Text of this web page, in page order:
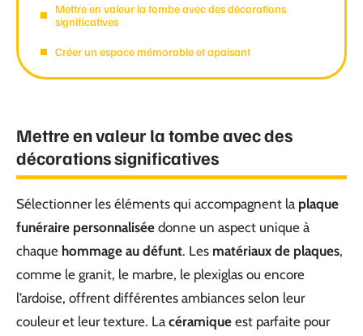
Mettre en valeur la tombe avec des décorations
significatives
Créer un espace mémorable et apaisant
Mettre en valeur la tombe avec des
décorations significatives
Sélectionner les éléments qui accompagnent la plaque
funéraire personnalisée donne un aspect unique à
chaque hommage au défunt. Les matériaux de plaques,
comme le granit, le marbre, le plexiglas ou encore
l’ardoise, offrent différentes ambiances selon leur
couleur et leur texture. La céramique est parfaite pour